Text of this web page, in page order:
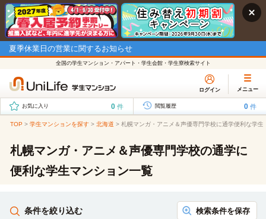
夏季休業日の営業に関するお知らせ
全国の学生マンション・アパート・学生会館・学生寮検索サイト
ログイン メニュー
お気に入り 0 件 閲覧履歴 0 件
TOP > 学生マンションを探す > 北海道 > 札幌マンガ・アニメ＆声優専門学校に通学便利な学生
札幌マンガ・アニメ＆声優専門学校の通学に
便利な学生マンション一覧
条件を絞り込む 検索条件を保存